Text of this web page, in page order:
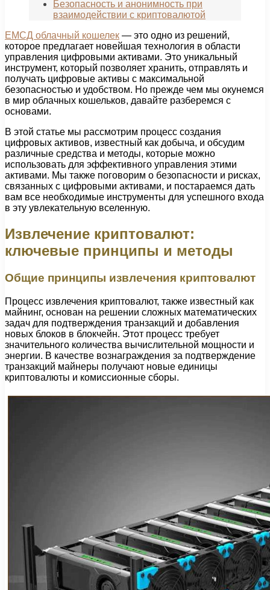
Безопасность и анонимность при
взаимодействии с криптовалютой
ЕМСД облачный кошелек — это одно из решений,
которое предлагает новейшая технология в области
управления цифровыми активами. Это уникальный
инструмент, который позволяет хранить, отправлять и
получать цифровые активы с максимальной
безопасностью и удобством. Но прежде чем мы окунемся
в мир облачных кошельков, давайте разберемся с
основами.
В этой статье мы рассмотрим процесс создания
цифровых активов, известный как добыча, и обсудим
различные средства и методы, которые можно
использовать для эффективного управления этими
активами. Мы также поговорим о безопасности и рисках,
связанных с цифровыми активами, и постараемся дать
вам все необходимые инструменты для успешного входа
в эту увлекательную вселенную.
Извлечение криптовалют:
ключевые принципы и методы
Общие принципы извлечения криптовалют
Процесс извлечения криптовалют, также известный как
майнинг, основан на решении сложных математических
задач для подтверждения транзакций и добавления
новых блоков в блокчейн. Этот процесс требует
значительного количества вычислительной мощности и
энергии. В качестве вознаграждения за подтверждение
транзакций майнеры получают новые единицы
криптовалюты и комиссионные сборы.